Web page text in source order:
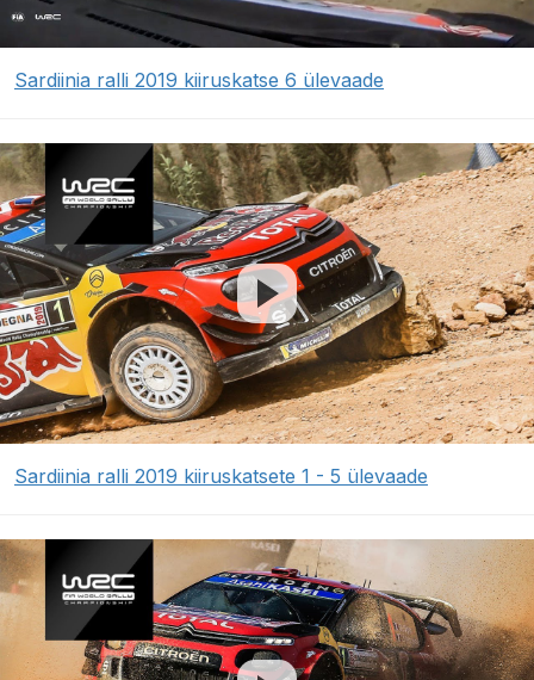
Sardiinia ralli 2019 kiiruskatse 6 ülevaade
Sardiinia ralli 2019 kiiruskatsete 1 - 5 ülevaade